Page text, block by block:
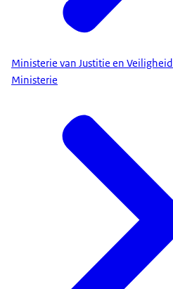
Ministerie van Justitie en Veiligheid
Ministerie